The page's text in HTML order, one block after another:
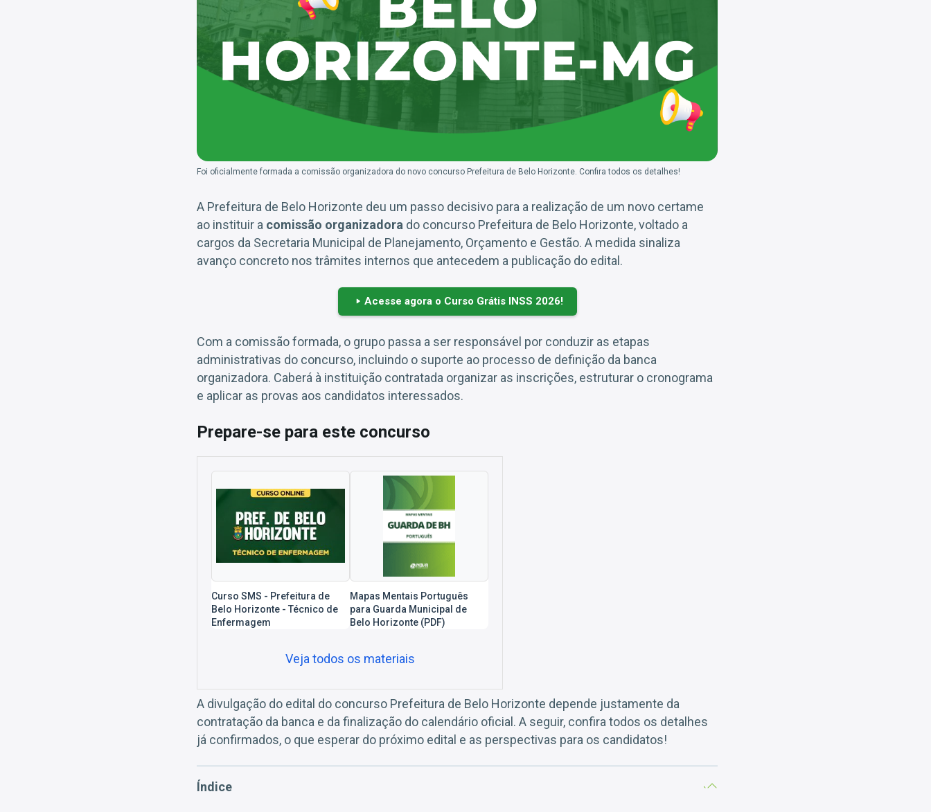
Foi oficialmente formada a comissão organizadora do novo concurso Prefeitura de Belo Horizonte. Confira todos os detalhes!
A Prefeitura de Belo Horizonte deu um passo decisivo para a realização de um novo certame
ao instituir a comissão organizadora do concurso Prefeitura de Belo Horizonte, voltado a
cargos da Secretaria Municipal de Planejamento, Orçamento e Gestão. A medida sinaliza
avanço concreto nos trâmites internos que antecedem a publicação do edital.
Acesse agora o Curso Grátis INSS 2026!
Com a comissão formada, o grupo passa a ser responsável por conduzir as etapas
administrativas do concurso, incluindo o suporte ao processo de definição da banca
organizadora. Caberá à instituição contratada organizar as inscrições, estruturar o cronograma
e aplicar as provas aos candidatos interessados.
Prepare-se para este concurso
Curso SMS - Prefeitura de
Belo Horizonte - Técnico de
Enfermagem
Mapas Mentais Português
para Guarda Municipal de
Belo Horizonte (PDF)
Veja todos os materiais
A divulgação do edital do concurso Prefeitura de Belo Horizonte depende justamente da
contratação da banca e da finalização do calendário oficial. A seguir, confira todos os detalhes
já confirmados, o que esperar do próximo edital e as perspectivas para os candidatos!
Índice